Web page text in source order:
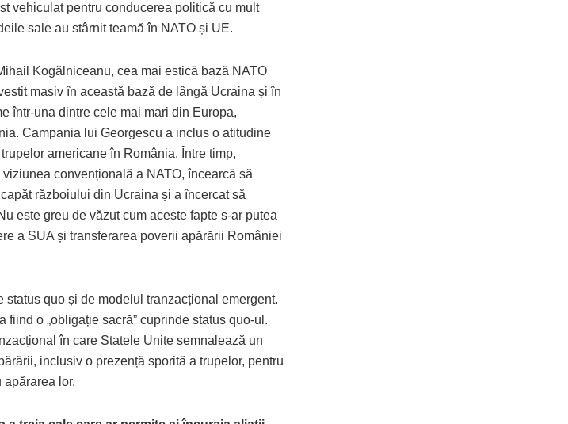
vehiculat pentru conducerea politică cu mult
sale au stârnit teamă în NATO și UE.
Kogălniceanu, cea mai estică bază NATO
masiv în această bază de lângă Ucraina și în
într-una dintre cele mai mari din Europa,
Campania lui Georgescu a inclus o atitudine
americane în România. Între timp,
convențională a NATO, încearcă să
războiului din Ucraina și a încercat să
este greu de văzut cum aceste fapte s-ar putea
a SUA și transferarea poverii apărării României
quo și de modelul tranzacțional emergent.
o „obligație sacră” cuprinde status quo-ul.
în care Statele Unite semnalează un
inclusiv o prezență sporită a trupelor, pentru
lor.